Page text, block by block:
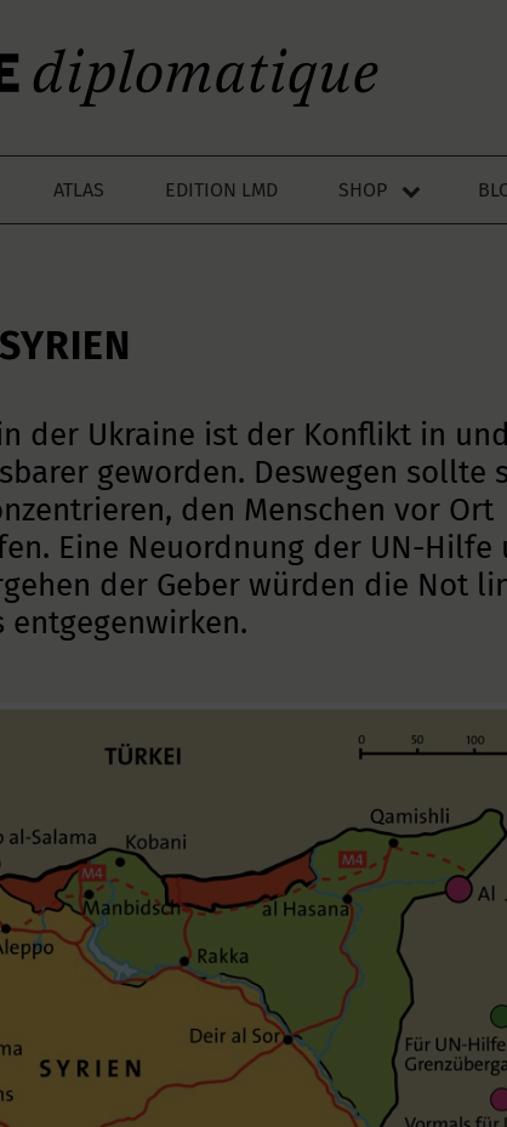
ATLAS EDITION LMD SHOP
der Ukraine ist der Konflikt in
geworden. Deswegen sollte
den Menschen vor Ort
Eine Neuordnung der UN-Hilfe
der Geber würden die Not
entgegenwirken.